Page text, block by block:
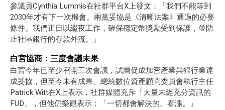
參議員Cynthia Lummis在社群平台X上發文：「我們不能等到
2030年才有下一次機會。兩黨妥協是《清晰法案》通過的必要
條件。我們正日以繼夜工作，確保穩定幣獎勵受到保護，並防
止社區銀行的存款外流。」
白宮協商：三度會議未果
白宮今年已至少召開三次會議，試圖促成加密產業與銀行業達
成妥協，但至今未有成果。總統數位資產顧問委員會執行主任
Patrick Witt在X上表示，社群媒體充斥「大量未經充分資訊的
FUD」，但他仍樂觀表示：「一切都會解決的。看漲。」